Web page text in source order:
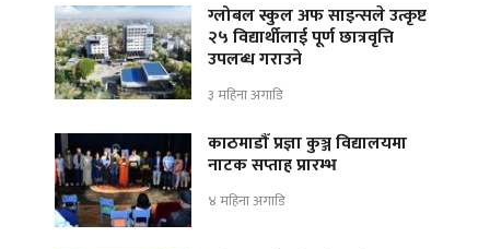
ग्लोबल स्कुल अफ साइन्सले उत्कृष्ट
२५ विद्यार्थीलाई पूर्ण छात्रवृत्ति
उपलब्ध गराउने
३ महिना अगाडि
काठमाडौँ प्रज्ञा कुञ्ज विद्यालयमा
नाटक सप्ताह प्रारम्भ
४ महिना अगाडि